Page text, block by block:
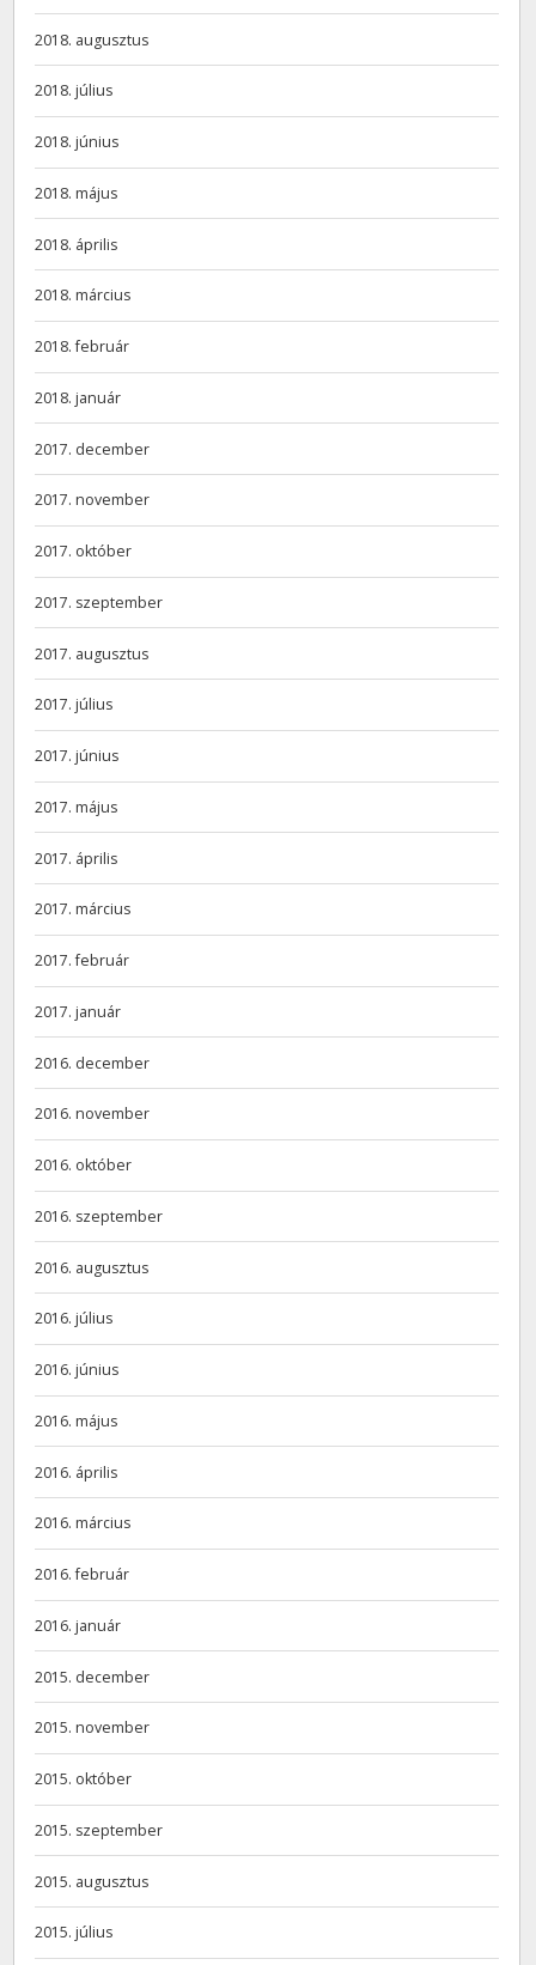
2018. augusztus
2018. július
2018. június
2018. május
2018. április
2018. március
2018. február
2018. január
2017. december
2017. november
2017. október
2017. szeptember
2017. augusztus
2017. július
2017. június
2017. május
2017. április
2017. március
2017. február
2017. január
2016. december
2016. november
2016. október
2016. szeptember
2016. augusztus
2016. július
2016. június
2016. május
2016. április
2016. március
2016. február
2016. január
2015. december
2015. november
2015. október
2015. szeptember
2015. augusztus
2015. július